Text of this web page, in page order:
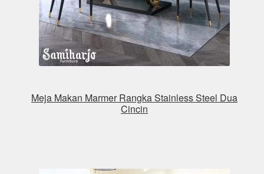
Meja Makan Marmer Rangka Stainless Steel Dua
Cincin